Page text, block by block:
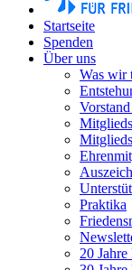
Startseite
Spenden
Über uns
Was wir
Praktika
20